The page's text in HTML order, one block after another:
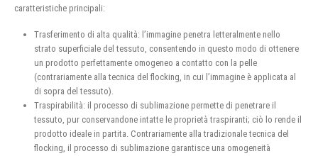
caratteristiche principali:
Trasferimento di alta qualità: l’immagine penetra letteralmente nello
strato superficiale del tessuto, consentendo in questo modo di ottenere
un prodotto perfettamente omogeneo a contatto con la pelle
(contrariamente alla tecnica del flocking, in cui l’immagine è applicata al
di sopra del tessuto).
Traspirabilità: il processo di sublimazione permette di penetrare il
tessuto, pur conservandone intatte le proprietà traspiranti; ciò lo rende il
prodotto ideale in partita. Contrariamente alla tradizionale tecnica del
flocking, il processo di sublimazione garantisce una omogeneità